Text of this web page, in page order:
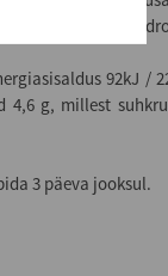
kadakas,
92kJ /
4,6 g, millest
3 päeva jooksul.